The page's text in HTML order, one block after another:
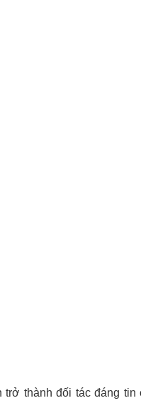
thành đối tác đáng tin